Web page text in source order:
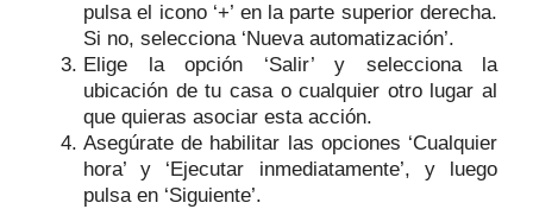
pulsa el icono ‘+’ en la parte superior derecha.
Si no, selecciona ‘Nueva automatización’.
Elige la opción ‘Salir’ y selecciona la
ubicación de tu casa o cualquier otro lugar al
que quieras asociar esta acción.
Asegúrate de habilitar las opciones ‘Cualquier
hora’ y ‘Ejecutar inmediatamente’, y luego
pulsa en ‘Siguiente’.